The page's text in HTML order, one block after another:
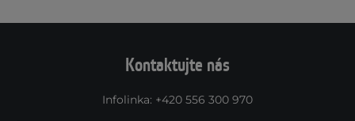
Kontaktujte nás
Infolinka: +420 556 300 970